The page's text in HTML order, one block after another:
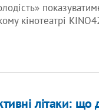
кінотеатрі
літаки: що